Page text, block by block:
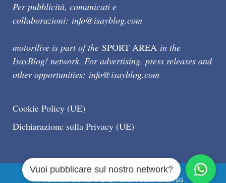
Per pubblicità, comunicati e
collaborazioni: info@isayblog.com
motorilive is part of the SPORT AREA in the
IsayBlog! network. For advertising, press releases and
other opportunities: info@isayblog.com
Cookie Policy (UE)
Dichiarazione sulla Privacy (UE)
Motorilive.com © 2026 Tutti i diritti riservati
Vuoi pubblicare sul nostro network?